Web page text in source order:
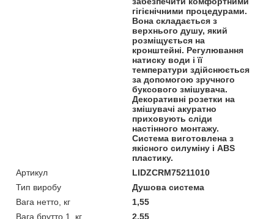
гігієнічними процедурами.
Вона складається з
верхнього душу, який
розміщується на
кронштейні. Регулювання
натиску води і її
температури здійснюється
за допомогою зручного
буксового змішувача.
Декоративні розетки на
змішувачі акуратно
приховують сліди
настінного монтажу.
Система виготовлена з
якісного силуміну і ABS
пластику.
Артикул
LIDZCRM75211010
Тип виробу
Душова система
Вага нетто, кг
1,55
Вага брутто 1, кг
2,55